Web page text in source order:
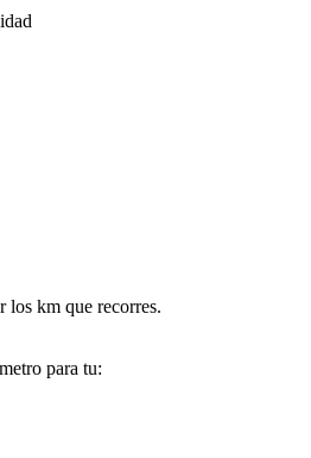
los km que recorres.
para tu: